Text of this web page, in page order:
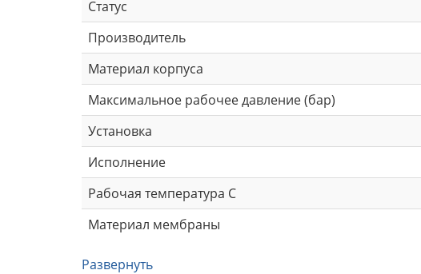
Статус
Производитель
Материал корпуса
Максимальное рабочее давление (бар)
Установка
Исполнение
Рабочая температура С
Материал мембраны
Развернуть